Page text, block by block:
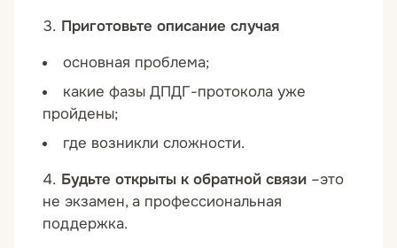
Приготовьте описание случая
основная проблема;
какие фазы ДПДГ-протокола уже
пройдены;
где возникли сложности.
Будьте открыты к обратной связи –это
не экзамен, а профессиональная
поддержка.